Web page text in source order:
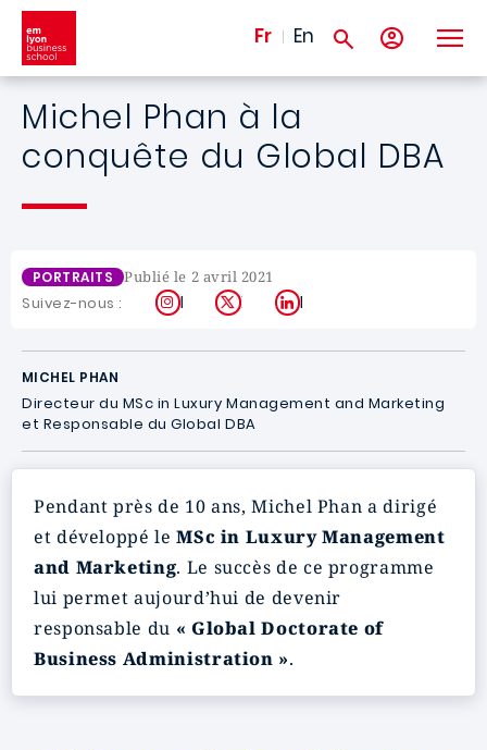
Aller au contenu principal
Fr En
Michel Phan à la
conquête du Global DBA
PORTRAITS Publié le 2 avril 2021
Suivez-nous : Instagram
X LinkedIn
MICHEL PHAN
Directeur du MSc in Luxury Management and Marketing
et Responsable duGlobal DBA
Pendant près de 10 ans, Michel Phan a dirigé
et développé le MSc in Luxury Management
and Marketing. Le succès de ce programme
lui permet aujourd’hui de devenir
responsable du « Global Doctorate of
Business Administration ».